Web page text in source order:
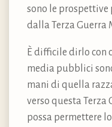
sono le prospettive
dalla Terza Guerra
È difficile dirlo con
media pubblici
mani di quella
verso questa Terza
possa permettere